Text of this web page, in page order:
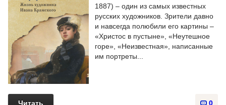
1887) – один из самых известных
русских художников. Зрители давно
и навсегда полюбили его картины –
«Христос в пустыне», «Неутешное
горе», «Неизвестная», написанные
им портреты...
0
Читать